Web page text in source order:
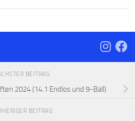
BEITRAG
2024 (14.1 Endlos und 9-Ball)
BEITRAG